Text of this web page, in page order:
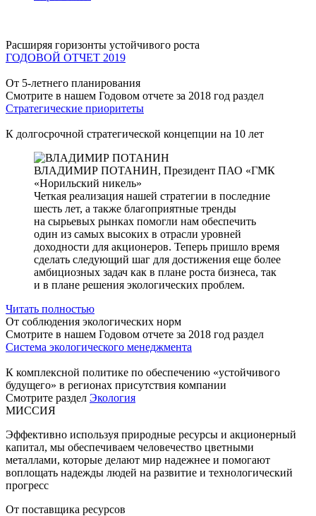
Расширяя горизонты устойчивого роста
ГОДОВОЙ ОТЧЕТ 2019
От 5-летнего планирования
Смотрите в нашем Годовом отчете за 2018 год раздел
Стратегические приоритеты
К долгосрочной стратегической концепции на 10 лет
ВЛАДИМИР ПОТАНИН, Президент ПАО «ГМК
«Норильский никель»
Четкая реализация нашей стратегии в последние
шесть лет, а также благоприятные тренды
на сырьевых рынках помогли нам обеспечить
один из самых высоких в отрасли уровней
доходности для акционеров. Теперь пришло время
сделать следующий шаг для достижения еще более
амбициозных задач как в плане роста бизнеса, так
и в плане решения экологических проблем.
Читать полностью
От соблюдения экологических норм
Смотрите в нашем Годовом отчете за 2018 год раздел
Система экологического менеджмента
К комплексной политике по обеспечению «устойчивого
будущего» в регионах присутствия компании
Смотрите раздел Экология
МИССИЯ
Эффективно используя природные ресурсы и акционерный
капитал, мы обеспечиваем человечество цветными
металлами, которые делают мир надежнее и помогают
воплощать надежды людей на развитие и технологический
прогресс
От поставщика ресурсов